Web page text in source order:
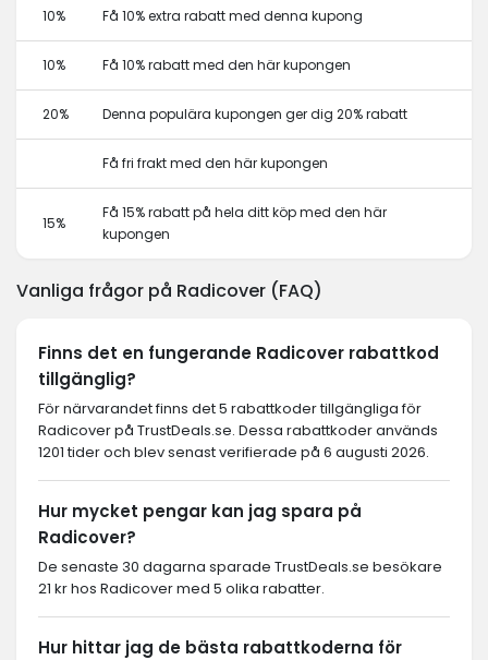
10% Få 10% extra rabatt med denna kupong
10% Få 10% rabatt med den här kupongen
20% Denna populära kupongen ger dig 20% rabatt
Få fri frakt med den här kupongen
15%
Få 15% rabatt på hela ditt köp med den här
kupongen
Vanliga frågor på Radicover (FAQ)
Finns det en fungerande Radicover rabattkod
tillgänglig?
För närvarandet finns det 5 rabattkoder tillgängliga för
Radicover på TrustDeals.se. Dessa rabattkoder används
1201 tider och blev senast verifierade på 6 augusti 2026.
Hur mycket pengar kan jag spara på
Radicover?
De senaste 30 dagarna sparade TrustDeals.se besökare
21 kr hos Radicover med 5 olika rabatter.
Hur hittar jag de bästa rabattkoderna för